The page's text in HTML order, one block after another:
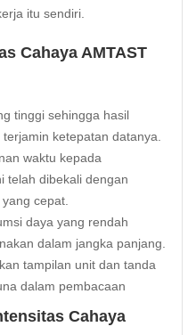
itu sendiri.
Cahaya AMTAST
tinggi sehingga hasil
ketepatan datanya.
waktu kepada
telah dibekali dengan
cepat.
daya yang rendah
dalam jangka panjang.
tampilan unit dan tanda
dalam pembacaan
Cahaya